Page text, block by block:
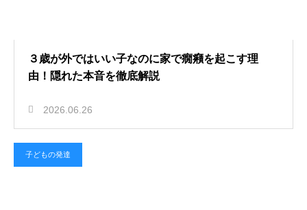
３歳が外ではいい子なのに家で癇癪を起こす理
由！隠れた本音を徹底解説
2026.06.26
子どもの発達